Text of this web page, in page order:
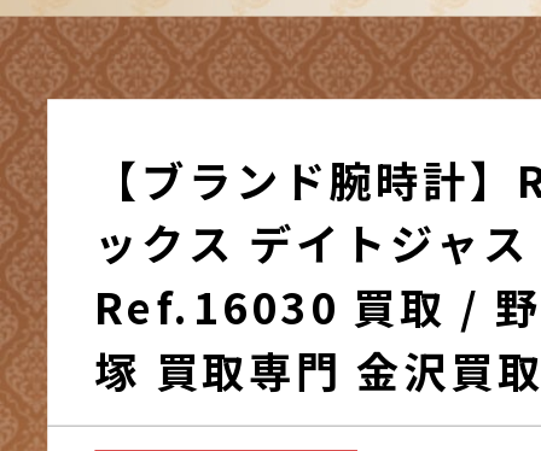
【ブランド腕時計
ックス デイトジャ
Ref.16030 買取 / 野々市市御経
塚 買取専門 金沢買